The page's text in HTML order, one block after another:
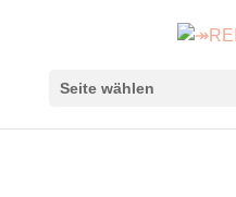
Seite wählen